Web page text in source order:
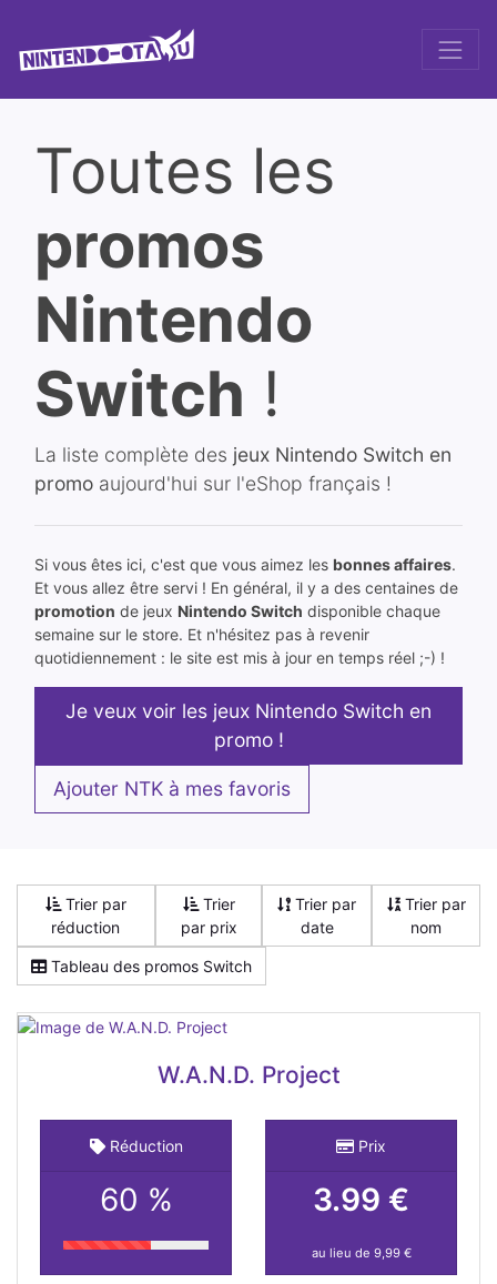
Toutes les
promos
Nintendo
Switch !
La liste complète des jeux Nintendo Switch en
promo aujourd'hui sur l'eShop français !
Si vous êtes ici, c'est que vous aimez les bonnes affaires.
Et vous allez être servi ! En général, il y a des centaines de
promotion de jeux Nintendo Switch disponible chaque
semaine sur le store. Et n'hésitez pas à revenir
quotidiennement : le site est mis à jour en temps réel ;-) !
Je veux voir les jeux Nintendo Switch en
promo !
Ajouter NTK à mes favoris
Trier par
réduction
Trier
par prix
Trier par
date
Trier par
nom
Tableau des promos Switch
W.A.N.D. Project
Réduction
60 %
Prix
3.99 €
au lieu de 9,99 €